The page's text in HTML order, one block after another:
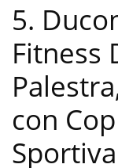
5.
Fitness
con